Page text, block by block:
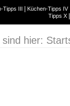
Tipps III Küchen-Tipps IV
Tipps X
sind hier: